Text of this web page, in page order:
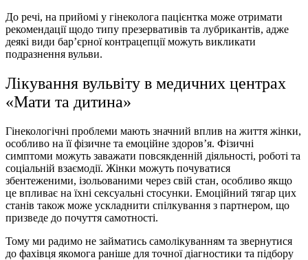
До речі, на прийомі у гінеколога пацієнтка може отримати
рекомендації щодо типу презервативiв та лубрикантів, адже
деякі види бар’єрної контрацепції можуть викликати
подразнення вульви.
Лікування вульвіту в медичних центрах
«Мати та дитина»
Гінекологічні проблеми мають значний вплив на життя жінки,
особливо на її фізичне та емоційне здоров’я. Фізичні
симптоми можуть заважати повсякденній діяльності, роботі та
соціальній взаємодії. Жінки можуть почуватися
збентеженими, ізольованими через свій стан, особливо якщо
це впливає на їхні сексуальні стосунки. Емоційний тягар цих
станів також може ускладнити спілкування з партнером, що
призведе до почуття самотності.
Тому ми радимо не займатись самолікуванням та звернутися
до фахівця якомога раніше для точної діагностики та підбору